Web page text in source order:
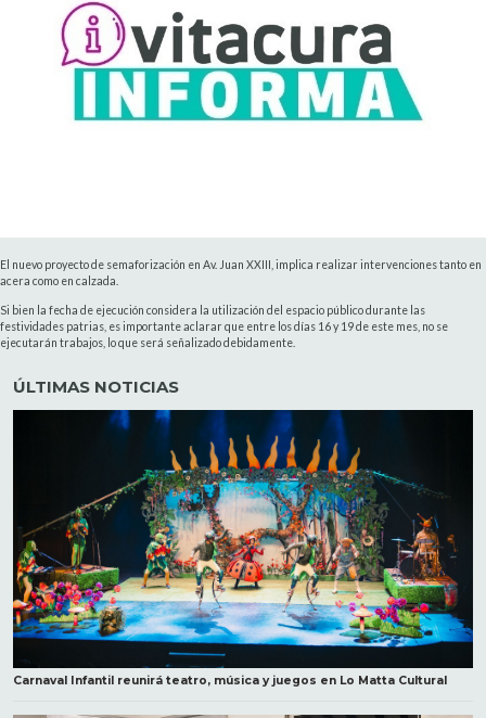
El nuevo proyecto de semaforización en Av. Juan XXIII, implica realizar intervenciones tanto en
acera como en calzada.
Si bien la fecha de ejecución considera la utilización del espacio público durante las
festividades patrias, es importante aclarar que entre los días 16 y 19 de este mes, no se
ejecutarán trabajos, lo que será señalizado debidamente.
ÚLTIMAS NOTICIAS
Carnaval Infantil reunirá teatro, música y juegos en Lo Matta Cultural